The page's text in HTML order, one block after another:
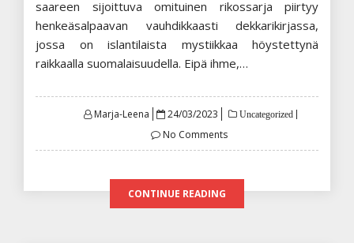
saareen sijoittuva omituinen rikossarja piirtyy
henkeäsalpaavan vauhdikkaasti dekkarikirjassa,
jossa on islantilaista mystiikkaa höystettynä
raikkaalla suomalaisuudella. Eipä ihme,…
Marja-Leena
Posted
24/03/2023 Uncategorized
No Comments
CONTINUE READING